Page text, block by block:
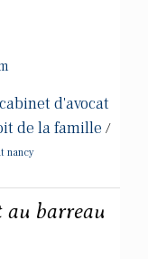
cabinet d'avocat
de la famille /
nancy
barreau